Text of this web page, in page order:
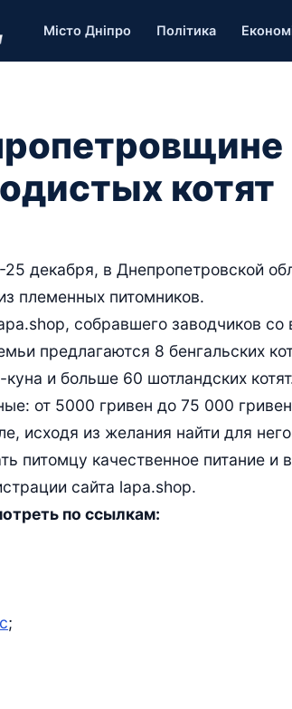
Місто Дніпро Політика
котят
25 декабря, в Днепропетровской
племенных питомников.
собравшего заводчиков
предлагаются 8 бенгальских
и больше 60 шотландских
от 5000 гривен до 75 000
исходя из желания найти для
питомцу качественное питание и
сайта lapa.shop.
по ссылкам:
;